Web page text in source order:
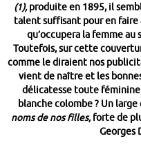
(1),produite en 1895, il
talent suffisant pour en
qu’occupera la femme au
Toutefois, sur cette
comme le diraient nos
vient de naître et les
délicatesse toute
blanche colombe ? Un
noms de nos filles,forte de
Georges